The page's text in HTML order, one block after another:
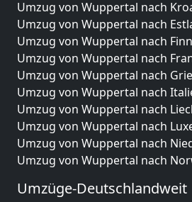
Umzug von Wuppertal nach
Umzug von Wuppertal nach
Umzug von Wuppertal nach
Umzug von Wuppertal nach
Umzug von Wuppertal nach
Umzug von Wuppertal nach
Umzug von Wuppertal nach
Umzug von Wuppertal nach
Umzug von Wuppertal nach
Umzug von Wuppertal nach
Umzüge-Deutschlandweit